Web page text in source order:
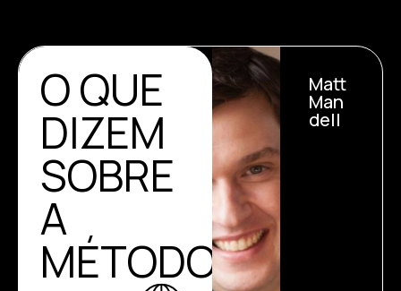
Matt
Man
dell
O QUE
DIZEM
SOBRE
A
MÉTODO